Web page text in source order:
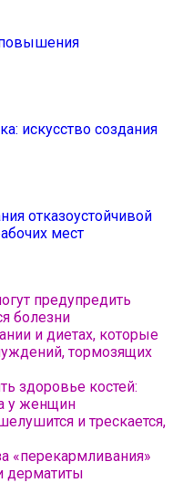
искусство создания
отказоустойчивой
мест
предупредить
болезни
и диетах, которые
тормозящих
здоровье костей:
у женщин
и трескается,
«перекармливания»
дерматиты